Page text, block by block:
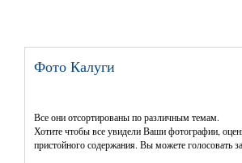
Фото Калуги
Все они отсортированы по различным темам.
Хотите чтобы все увидели Ваши фотографии,
пристойного содержания. Вы можете голосовать